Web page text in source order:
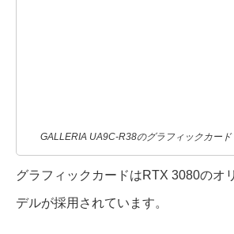
GALLERIA UA9C-R38のグラフィックカー
グラフィックカードはRTX 3080のオ
デルが採用されています。